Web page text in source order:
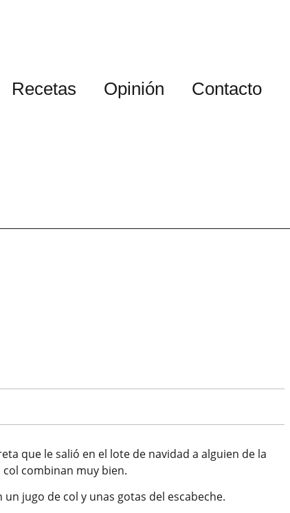
Recetas Opinión Contacto
que le salió en el lote de navidad a alguien de la
combinan muy bien.
jugo de col y unas gotas del escabeche.